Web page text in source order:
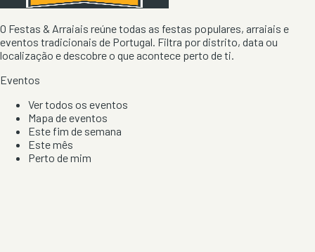
O Festas & Arraiais reúne todas as festas populares, arraiais e
eventos tradicionais de Portugal. Filtra por distrito, data ou
localização e descobre o que acontece perto de ti.
Eventos
Ver todos os eventos
Mapa de eventos
Este fim de semana
Este mês
Perto de mim